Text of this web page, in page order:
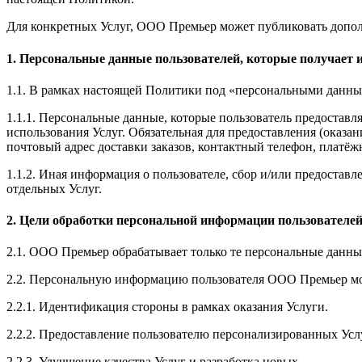
Для конкретных Услуг, ООО Премьер может публиковать
1. Персональные данные пользователей, которые
1.1. В рамках настоящей Политики под «персональными
1.1.1. Персональные данные, которые пользователь
использования Услуг. Обязательная для предоставления
почтовый адрес доставки заказов, контактный телефон,
1.1.2. Иная информация о пользователе, сбор и/или
отдельных Услуг.
2. Цели обработки персональной информации пользователей
2.1. ООО Премьер обрабатывает только те персональные
2.2. Персональную информацию пользователя ООО Премьер
2.2.1. Идентификация стороны в рамках оказания Услуги.
2.2.2. Предоставление пользователю персонализированных